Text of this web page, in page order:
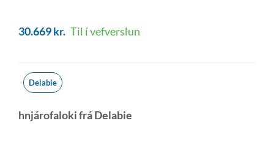
30.669kr. Til í vefverslun
Delabie
hnjárofaloki frá Delabie